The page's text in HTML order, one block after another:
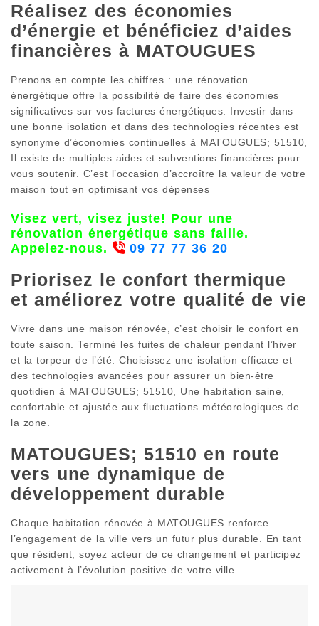
Réalisez des économies
d’énergie et bénéficiez d’aides
financières à MATOUGUES
Prenons en compte les chiffres : une rénovation
énergétique offre la possibilité de faire des économies
significatives sur vos factures énergétiques. Investir dans
une bonne isolation et dans des technologies récentes est
synonyme d’économies continuelles à MATOUGUES; 51510,
Il existe de multiples aides et subventions financières pour
vous soutenir. C’est l’occasion d’accroître la valeur de votre
maison tout en optimisant vos dépenses
Visez vert, visez juste! Pour une
rénovation énergétique sans faille.
Appelez-nous.
09 77 77 36 20
Priorisez le confort thermique
et améliorez votre qualité de vie
Vivre dans une maison rénovée, c’est choisir le confort en
toute saison. Terminé les fuites de chaleur pendant l’hiver
et la torpeur de l’été. Choisissez une isolation efficace et
des technologies avancées pour assurer un bien-être
quotidien à MATOUGUES; 51510, Une habitation saine,
confortable et ajustée aux fluctuations météorologiques de
la zone.
MATOUGUES; 51510 en route
vers une dynamique de
développement durable
Chaque habitation rénovée à MATOUGUES renforce
l’engagement de la ville vers un futur plus durable. En tant
que résident, soyez acteur de ce changement et participez
activement à l’évolution positive de votre ville.